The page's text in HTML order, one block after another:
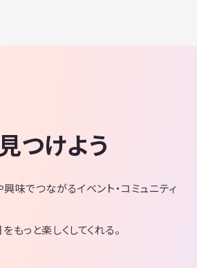
つけよう
味でつながるイベント・コミュニティ
もっと楽しくしてくれる。